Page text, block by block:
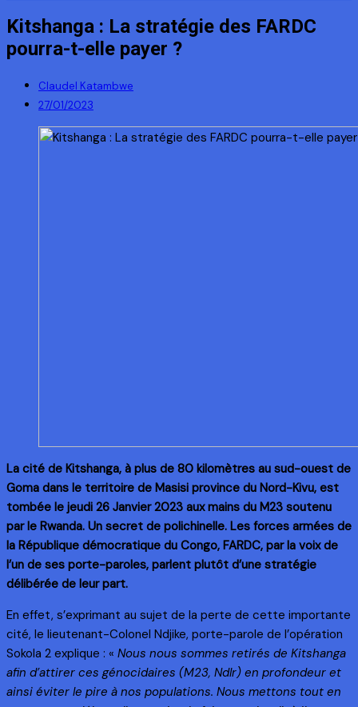
Kitshanga : La stratégie des FARDC
pourra-t-elle payer ?
Claudel Katambwe
27/01/2023
La cité de Kitshanga, à plus de 80 kilomètres au sud-ouest de
Goma dans le territoire de Masisi province du Nord-Kivu, est
tombée le jeudi 26 Janvier 2023 aux mains du M23 soutenu
par le Rwanda. Un secret de polichinelle. Les forces armées de
la République démocratique du Congo, FARDC, par la voix de
l’un de ses porte-paroles, parlent plutôt d’une stratégie
délibérée de leur part.
En effet, s’exprimant au sujet de la perte de cette importante
cité, le lieutenant-Colonel Ndjike, porte-parole de l’opération
Sokola 2 explique : « Nous nous sommes retirés de Kitshanga
afin d’attirer ces génocidaires (M23, Ndlr) en profondeur et
ainsi éviter le pire à nos populations. Nous mettons tout en